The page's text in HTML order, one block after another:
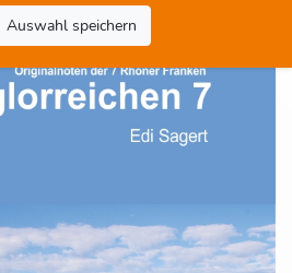
Auswahl speichern